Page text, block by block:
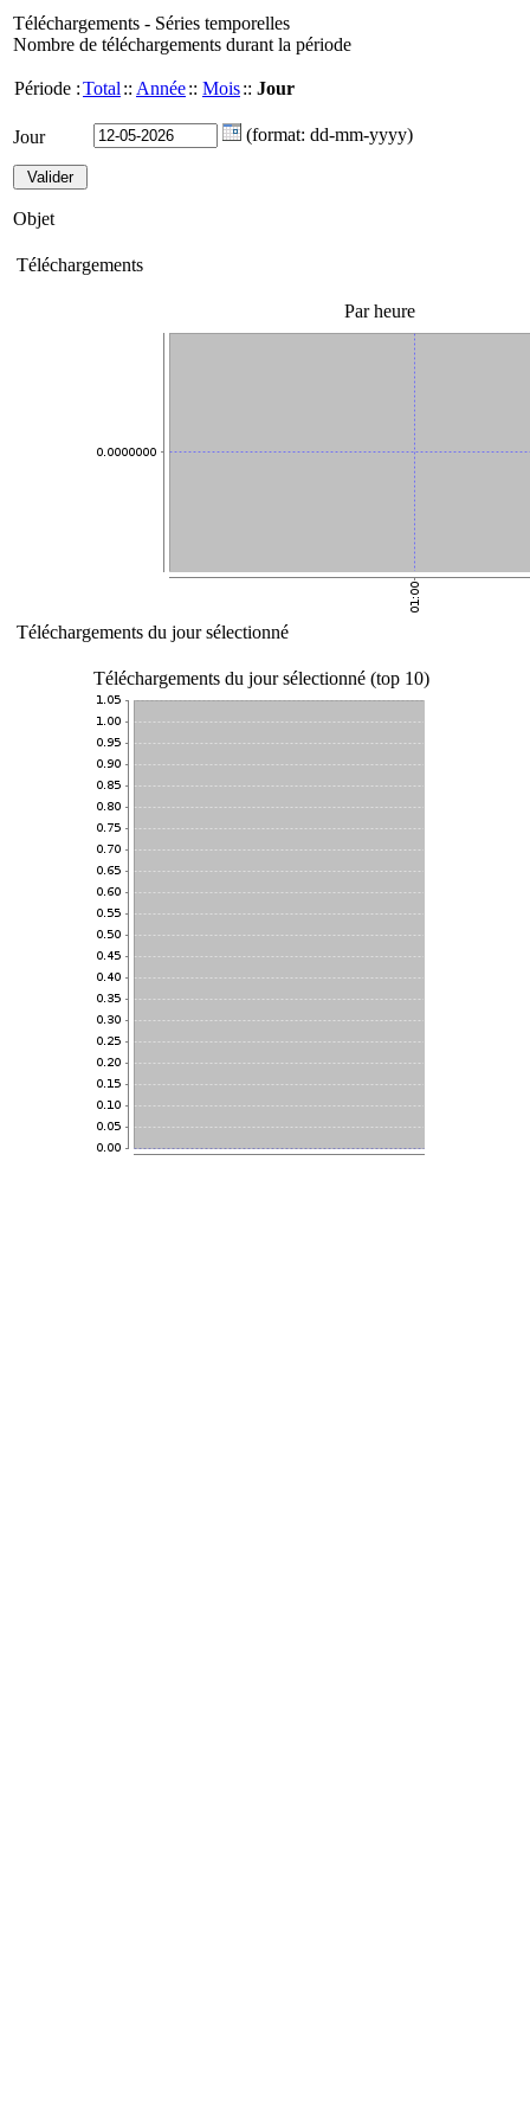
Téléchargements - Séries temporelles
Nombre de téléchargements durant la période
Période :Total :: Année:: Mois:: Jour
Jour (format: dd-mm-yyyy)
Objet
Téléchargements
Par heure
Téléchargements du jour sélectionné
Téléchargements du jour sélectionné (top 10)